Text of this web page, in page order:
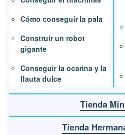
Cómo conseguir la pala
Construir un robot
gigante
Conseguir la ocarina y la
flauta dulce
Tienda
Tienda